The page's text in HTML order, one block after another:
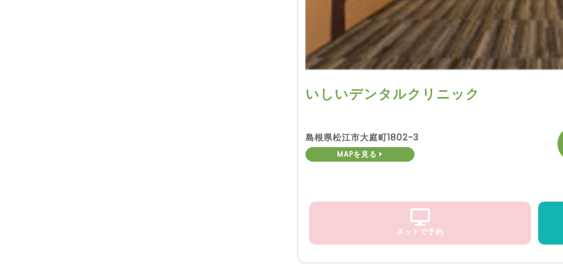
いしいデンタルクリニック
島根県松江市大庭町1802-3
MAPを見る
ネットで予約